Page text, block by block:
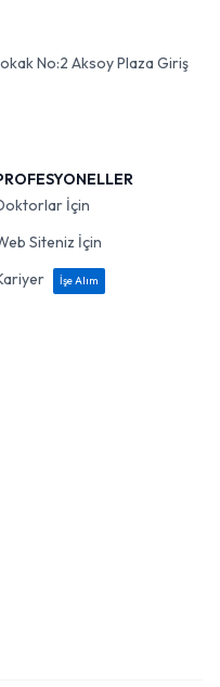
No:2 Aksoy Plaza Giriş
İçin
Siteniz İçin
İşe Alım